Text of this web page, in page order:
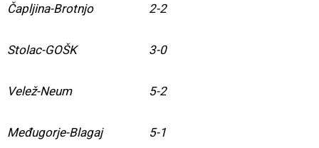
Čapljina-Brotnjo 2-2
Stolac-GOŠK 3-0
Velež-Neum 5-2
Međugorje-Blagaj 5-1